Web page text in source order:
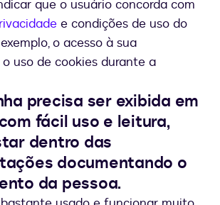
que o usuário concorda com
e condições de uso do
o acesso à sua
uso de cookies durante a
precisa ser exibida em
fácil uso e leitura,
dentro das
documentando o
da pessoa.